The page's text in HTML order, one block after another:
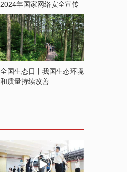
2024年国家网络安全宣传
周开启
全国生态日丨我国生态环境
和质量持续改善